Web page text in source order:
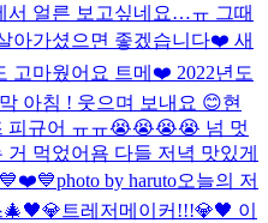
서 얼른 보고싶네요…ㅠ 그때
아가셨으면 좋겠습니다❤️ 새
고마웠어요 트메❤️ 2022년도
아침 ! 웃으며 보내요 😊현
피규어 ㅠㅠ😭😭😭😭 넘 멋
먹었어욤 다들 저녁 맛있게
💙❤️💙photo by haruto오늘의 저
🖤💎트레저메이커!!!💎🖤 이